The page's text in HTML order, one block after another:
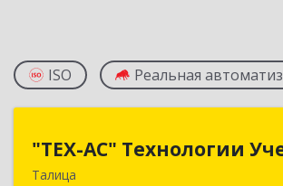
ISO Реальная
"ТЕХ-АС" Технологии
Талица